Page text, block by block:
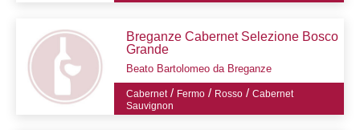
Breganze Cabernet Selezione Bosco
Grande
Beato Bartolomeo da Breganze
Cabernet/ Fermo / Rosso /Cabernet
Sauvignon